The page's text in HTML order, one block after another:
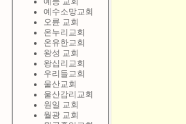
예수소망교회
오륜 교회
온누리교회
온유한교회
왕성 교회
왕십리교회
우리들교회
울산교회
울산감리교회
원일 교회
월광 교회